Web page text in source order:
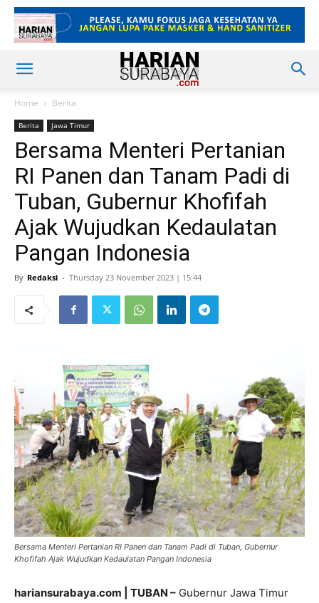
Home Berita
Berita Jawa Timur
Bersama Menteri Pertanian
RI Panen dan Tanam Padi di
Tuban, Gubernur Khofifah
Ajak Wujudkan Kedaulatan
Pangan Indonesia
By Redaksi - Thursday 23 November 2023 | 15:44
Bersama Menteri Pertanian RI Panen dan Tanam Padi di Tuban, Gubernur
Khofifah Ajak Wujudkan Kedaulatan Pangan Indonesia
hariansurabaya.com | TUBAN – Gubernur Jawa Timur